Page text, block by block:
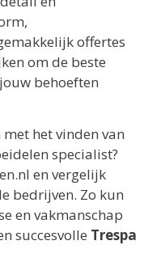
offertes
om de beste
behoeften
het vinden van
specialist?
en vergelijk
bedrijven. Zo kun
en vakmanschap
succesvolle Trespa